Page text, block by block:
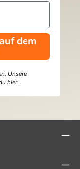
dem
Unsere
hier.